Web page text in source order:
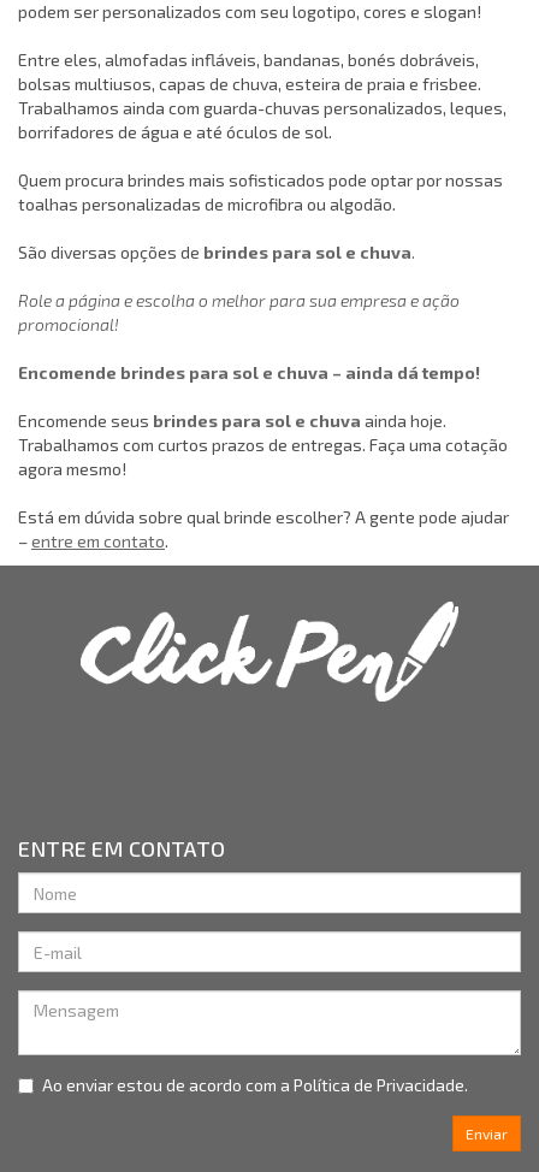
podem ser personalizados com seu logotipo, cores e slogan!
Entre eles, almofadas infláveis, bandanas, bonés dobráveis,
bolsas multiusos, capas de chuva, esteira de praia e frisbee.
Trabalhamos ainda com guarda-chuvas personalizados, leques,
borrifadores de água e até óculos de sol.
Quem procura brindes mais sofisticados pode optar por nossas
toalhas personalizadas de microfibra ou algodão.
São diversas opções de brindes para sol e chuva.
Role a página e escolha o melhor para sua empresa e ação
promocional!
Encomende brindes para sol e chuva – ainda dá tempo!
Encomende seus brindes para sol e chuva ainda hoje.
Trabalhamos com curtos prazos de entregas. Faça uma cotação
agora mesmo!
Está em dúvida sobre qual brinde escolher? A gente pode ajudar
–entre em contato.
ENTRE EM CONTATO
Ao enviar estou de acordo com a Política de Privacidade.
Enviar